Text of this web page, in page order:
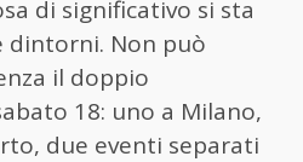
di significativo si sta
dintorni. Non può
il doppio
18: uno a Milano,
due eventi separati